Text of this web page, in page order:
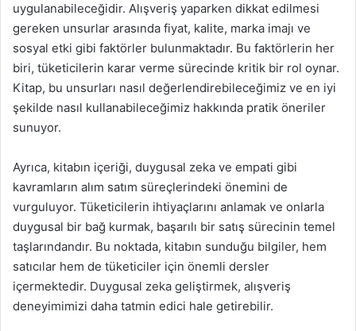
uygulanabileceğidir. Alışveriş yaparken dikkat edilmesi
gereken unsurlar arasında fiyat, kalite, marka imajı ve
sosyal etki gibi faktörler bulunmaktadır. Bu faktörlerin her
biri, tüketicilerin karar verme sürecinde kritik bir rol oynar.
Kitap, bu unsurları nasıl değerlendirebileceğimiz ve en iyi
şekilde nasıl kullanabileceğimiz hakkında pratik öneriler
sunuyor.
Ayrıca, kitabın içeriği, duygusal zeka ve empati gibi
kavramların alım satım süreçlerindeki önemini de
vurguluyor. Tüketicilerin ihtiyaçlarını anlamak ve onlarla
duygusal bir bağ kurmak, başarılı bir satış sürecinin temel
taşlarındandır. Bu noktada, kitabın sunduğu bilgiler, hem
satıcılar hem de tüketiciler için önemli dersler
içermektedir. Duygusal zeka geliştirmek, alışveriş
deneyimimizi daha tatmin edici hale getirebilir.